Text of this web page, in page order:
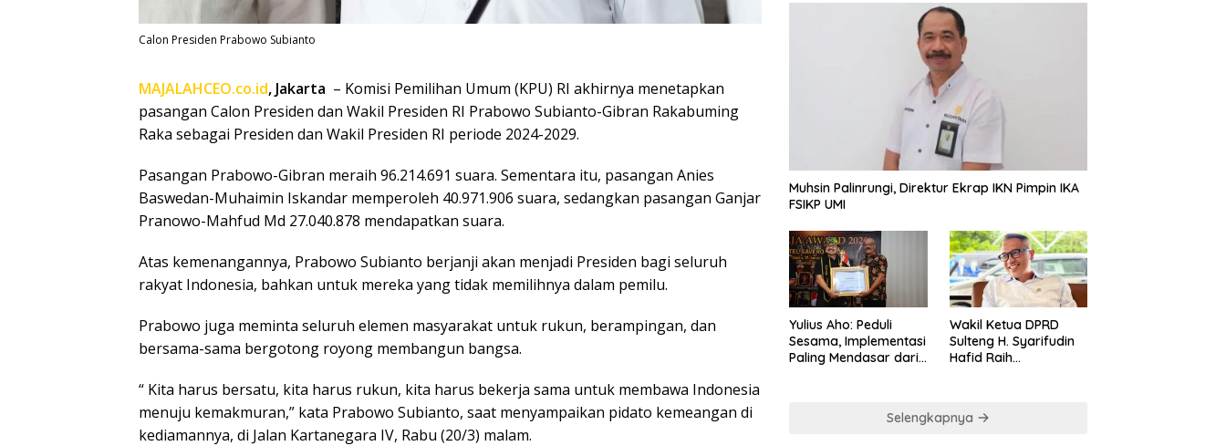
Calon Presiden Prabowo Subianto
MAJALAHCEO.co.id, Jakarta – Komisi Pemilihan Umum (KPU) RI akhirnya menetapkan
pasangan Calon Presiden dan Wakil Presiden RI Prabowo Subianto-Gibran Rakabuming
Raka sebagai Presiden dan Wakil Presiden RI periode 2024-2029.
Pasangan Prabowo-Gibran meraih 96.214.691 suara. Sementara itu, pasangan Anies
Baswedan-Muhaimin Iskandar memperoleh 40.971.906 suara, sedangkan pasangan Ganjar
Pranowo-Mahfud Md 27.040.878 mendapatkan suara.
Atas kemenangannya, Prabowo Subianto berjanji akan menjadi Presiden bagi seluruh
rakyat Indonesia, bahkan untuk mereka yang tidak memilihnya dalam pemilu.
Prabowo juga meminta seluruh elemen masyarakat untuk rukun, berampingan, dan
bersama-sama bergotong royong membangun bangsa.
“ Kita harus bersatu, kita harus rukun, kita harus bekerja sama untuk membawa Indonesia
menuju kemakmuran,” kata Prabowo Subianto, saat menyampaikan pidato kemeangan di
kediamannya, di Jalan Kartanegara IV, Rabu (20/3) malam.
Muhsin Palinrungi, Direktur Ekrap IKN Pimpin IKA
FSIKP UMI
Yulius Aho: Peduli
Sesama, Implementasi
Paling Mendasar dari
Wakil Ketua DPRD
Sulteng H. Syarifudin
Hafid Raih
Selengkapnya